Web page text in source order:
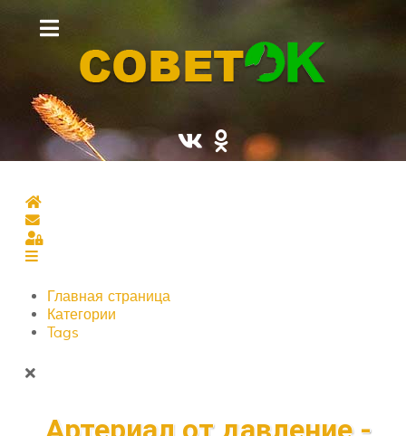
Главная страница
Подписаться на блог
Sign In
Главная страница
Категории
Tags